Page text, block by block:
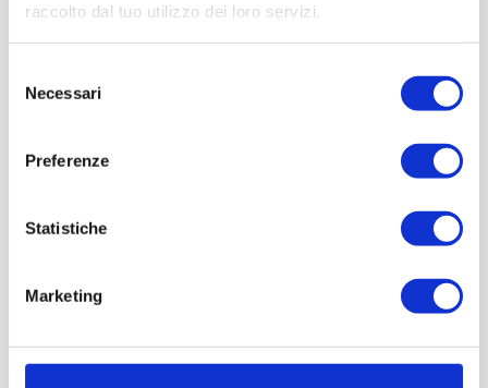
raccolto dal tuo utilizzo dei loro servizi.
delNecessari
Preferenze
Statistiche
Marketing